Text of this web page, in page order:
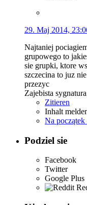
29. Maj 2014,
Najtaniej
grupowego to
sie grupki, ktore
szczecina to juz
przezyc
Zajebista sygnatura
Zitieren
Inhalt
Na początek
Podziel sie
Facebook
Twitter
Google Plus